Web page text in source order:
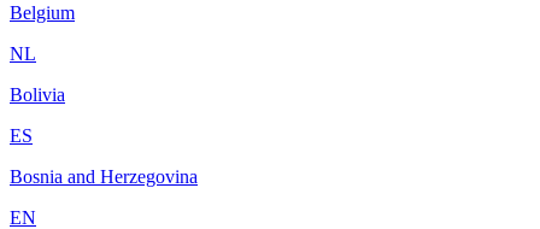
Belgium
NL
Bolivia
ES
Bosnia and Herzegovina
EN